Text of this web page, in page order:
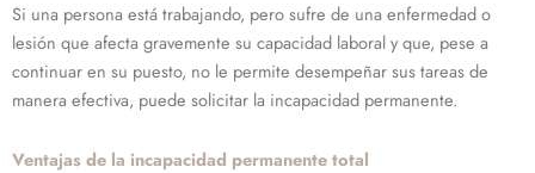
Si una persona está trabajando, pero sufre de una enfermedad o
lesión que afecta gravemente su capacidad laboral y que, pese a
continuar en su puesto, no le permite desempeñar sus tareas de
manera efectiva, puede solicitar la incapacidad permanente.
Ventajas de la incapacidad permanente total